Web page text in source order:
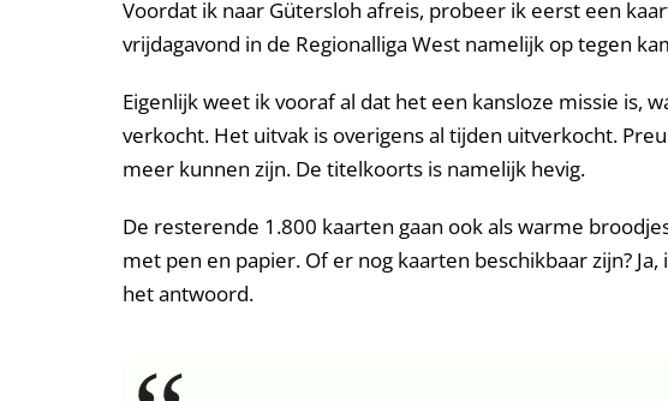
Voordat ik naar Gütersloh afreis, probeer ik eerst een
vrijdagavond in de Regionalliga West namelijk op tegen
Eigenlijk weet ik vooraf al dat het een kansloze missie is,
verkocht. Het uitvak is overigens al tijden uitverkocht.
meer kunnen zijn. De titelkoorts is namelijk hevig.
De resterende 1.800 kaarten gaan ook als warme
met pen en papier. Of er nog kaarten beschikbaar zijn?
het antwoord.